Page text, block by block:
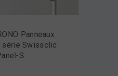
Panneaux
série Swissclic
S